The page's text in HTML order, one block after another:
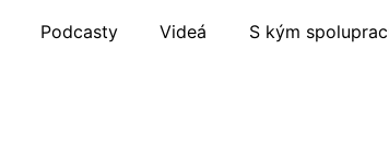
Podcasty Videá S kým